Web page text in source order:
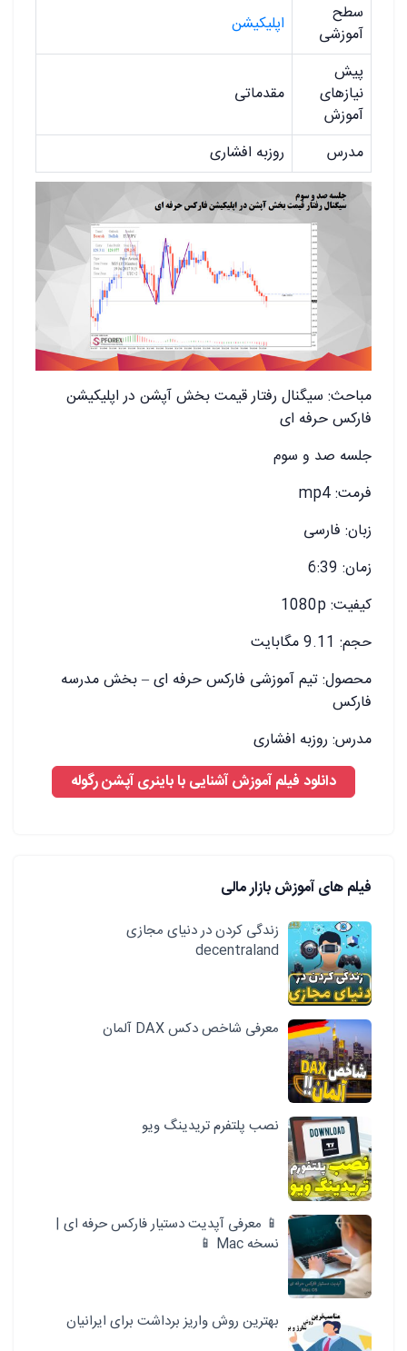
سطح
آموزشی
اپلیکیشن
پیش
نیازهای
آموزش
مقدماتی
مدرس روزبه افشاری
مباحث: سیگنال رفتار قیمت بخش آپشن در اپلیکیشن
فارکس حرفه ای
جلسه صد و سوم
فرمت: mp4
زبان: فارسی
زمان: 6:39
کیفیت: 1080p
حجم: 9.11 مگابایت
محصول: تیم آموزشی فارکس حرفه ای – بخش مدرسه
فارکس
مدرس: روزبه افشاری
دانلود فیلم آموزش آشنایی با باینری آپشن رگوله
فیلم های آموزش بازار مالی
زندگی کردن در دنیای مجازی
decentraland
معرفی شاخص دکس DAX آلمان
نصب پلتفرم تریدینگ ویو
📱 معرفی آپدیت دستیار فارکس حرفه ای |
نسخه Mac 📱
بهترین روش واریز برداشت برای ایرانیان